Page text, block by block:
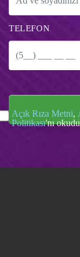
TELEFON
Açık Rıza Metni,
Politikası'nı